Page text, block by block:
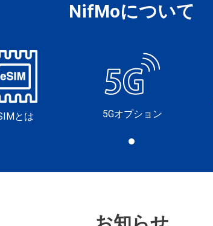
NifMoについて
とは 5Gオプション